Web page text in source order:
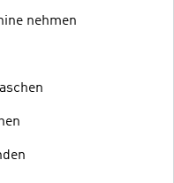
nehmen